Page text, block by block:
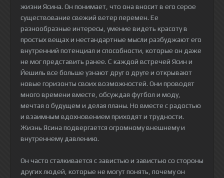
жизни Ясина. Он понимает, что она вносит в его серое
существование свежий ветер перемен. Ее
разнообразные интересы, умение видеть красоту в
простых вещах и нестандартные мысли разбуджают его
внутренний потенциал и способности, которые он даже
не мог представить ранее. С каждой встречей Ясин и
Йешиль все больше узнают друг о друге и открывают
новые горизонты своих возможностей. Они проводят
много времени вместе, обсуждая футбол и моду,
мечтая о будущем и делая планы. Но вместе с радостью
и взаимным вдохновением приходят и трудности.
Жизнь Ясина подвергается огромному внешнему и
внутреннему давлению.
Он часто сталкивается с завистью и завистью со стороны
других людей, которые не могут понять, почему он